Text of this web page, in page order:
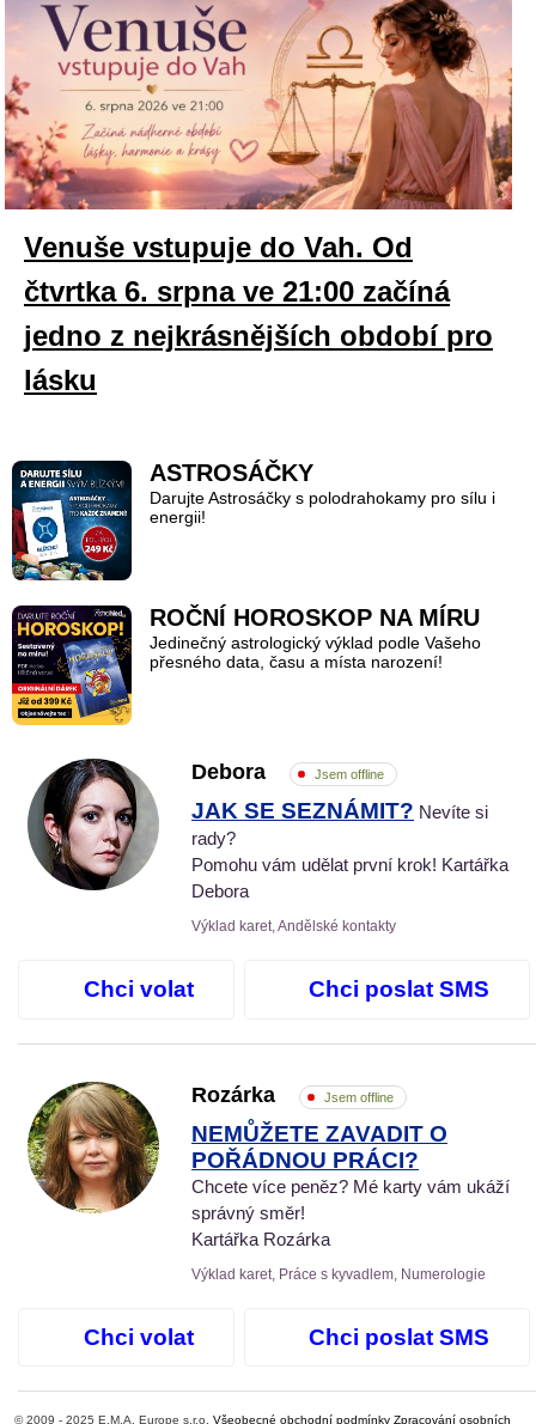
Venuše vstupuje do Vah. Od
čtvrtka 6. srpna ve 21:00 začíná
jedno z nejkrásnějších období pro
lásku
ASTROSÁČKY
Darujte Astrosáčky s polodrahokamy pro sílu i
energii!
ROČNÍ HOROSKOP NA MÍRU
Jedinečný astrologický výklad podle Vašeho
přesného data, času a místa narození!
Debora Jsem offline
JAK SE SEZNÁMIT? Nevíte si
rady?
Pomohu vám udělat první krok! Kartářka
Debora
Výklad karet, Andělské kontakty
Chci volat Chci poslat SMS
Rozárka Jsem offline
NEMŮŽETE ZAVADIT O
POŘÁDNOU PRÁCI?
Chcete více peněz? Mé karty vám ukáží
správný směr!
Kartářka Rozárka
Výklad karet, Práce s kyvadlem, Numerologie
Chci volat Chci poslat SMS
© 2009 - 2025 E.M.A. Europe s.r.o. Všeobecné obchodní podmínky Zpracování osobních